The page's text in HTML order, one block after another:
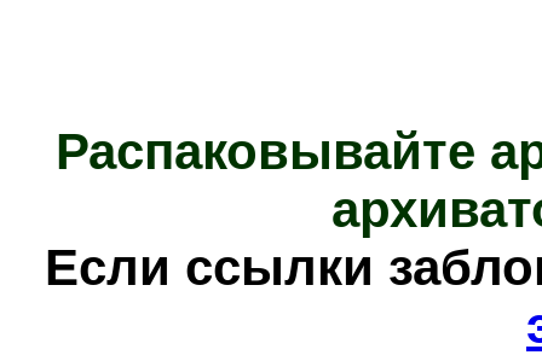
Распаковывайте
Если ссылки